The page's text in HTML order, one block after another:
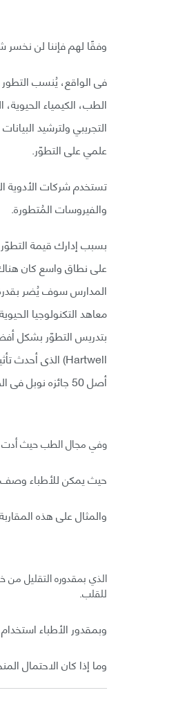
وفقًا لهم فإننا لن
فى الواقع، يُنسب
الطب، الكيمياء
علمي على التطوّر.
تستخدم شركات الأدوية
والفيروسات المُتطورة.
بسبب إدارك قيمة
على نطاق واسع كان
المدارس سوف يُضر
معاهد التكنولوجيا
أصل 50 جائزه نوبل فى الطب أو علم وظائف الأعضاء تعتمد أيضاً على نظريه التطور.
وفي مجال الطب حيث أدت
حيث يمكن للأطباء وصف
والمثال على هذه
للقلب.
وبمقدور الأطباء
وما إذا كان الاحتمال